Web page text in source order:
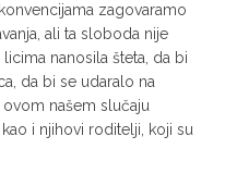
zagovaramo
ali ta sloboda nije
nanosila šteta, da bi
da bi se udaralo na
našem slučaju
i njihovi roditelji, koji su